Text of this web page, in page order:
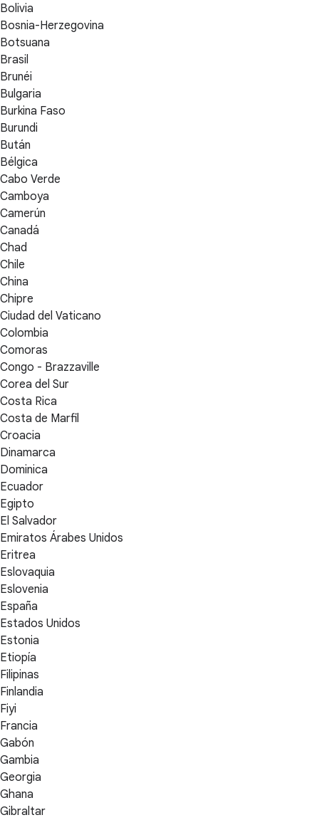
Bolivia
Bosnia-Herzegovina
Botsuana
Brasil
Brunéi
Bulgaria
Burkina Faso
Burundi
Bután
Bélgica
Cabo Verde
Camboya
Camerún
Canadá
Chad
Chile
China
Chipre
Ciudad del Vaticano
Colombia
Comoras
Congo - Brazzaville
Corea del Sur
Costa Rica
Costa de Marfil
Croacia
Dinamarca
Dominica
Ecuador
Egipto
El Salvador
Emiratos Árabes Unidos
Eritrea
Eslovaquia
Eslovenia
España
Estados Unidos
Estonia
Etiopía
Filipinas
Finlandia
Fiyi
Francia
Gabón
Gambia
Georgia
Ghana
Gibraltar